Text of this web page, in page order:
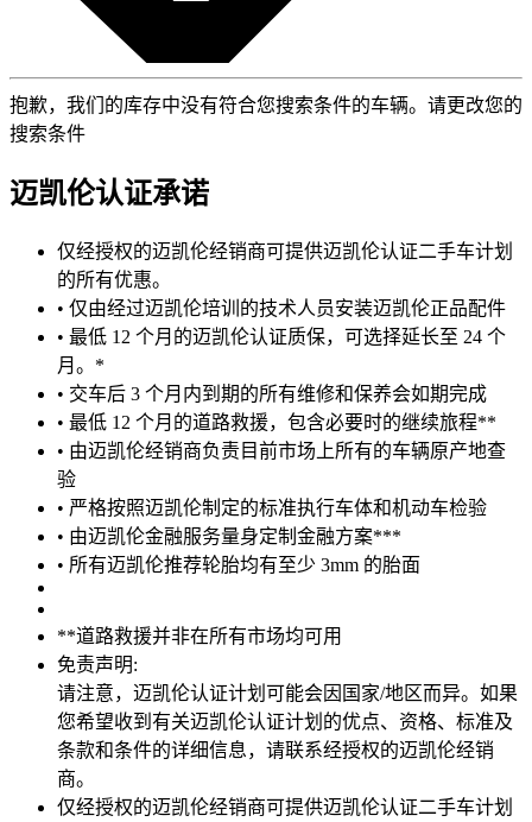
抱歉，我们的库存中没有符合您搜索条件的车辆。请更改您的
搜索条件
迈凯伦认证承诺
仅经授权的迈凯伦经销商可提供迈凯伦认证二手车计划
的所有优惠。
• 仅由经过迈凯伦培训的技术人员安装迈凯伦正品配件
• 最低 12 个月的迈凯伦认证质保，可选择延长至 24 个
月。*
• 交车后 3 个月内到期的所有维修和保养会如期完成
• 最低 12 个月的道路救援，包含必要时的继续旅程**
• 由迈凯伦经销商负责目前市场上所有的车辆原产地查
验
• 严格按照迈凯伦制定的标准执行车体和机动车检验
• 由迈凯伦金融服务量身定制金融方案***
• 所有迈凯伦推荐轮胎均有至少 3mm 的胎面
**道路救援并非在所有市场均可用
免责声明:
请注意，迈凯伦认证计划可能会因国家/地区而异。如果
您希望收到有关迈凯伦认证计划的优点、资格、标准及
条款和条件的详细信息，请联系经授权的迈凯伦经销
商。
仅经授权的迈凯伦经销商可提供迈凯伦认证二手车计划